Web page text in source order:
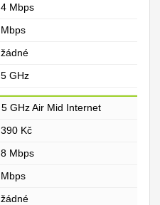
4 Mbps
Mbps
žádné
5 GHz
5 GHz Air Mid Internet
390 Kč
8 Mbps
Mbps
žádné